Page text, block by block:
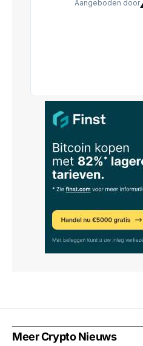
Meer Crypto Nieuws